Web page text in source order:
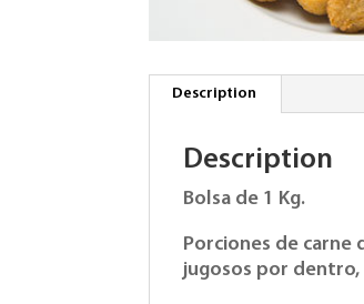
Description
Description
Bolsa de 1 Kg.
Porciones de
jugosos por